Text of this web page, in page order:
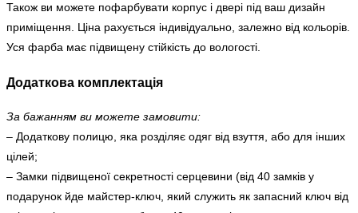
Також ви можете пофарбувати корпус і двері під ваш дизайн
приміщення. Ціна рахується індивідуально, залежно від кольорів.
Уся фарба має підвищену стійкість до вологості.
Додаткова комплектація
За бажанням ви можете замовити:
– Додаткову полицю, яка розділяє одяг від взуття, або для інших
цілей;
– Замки підвищеної секретності серцевини (від 40 замків у
подарунок йде майстер-ключ, який служить як запасний ключ від